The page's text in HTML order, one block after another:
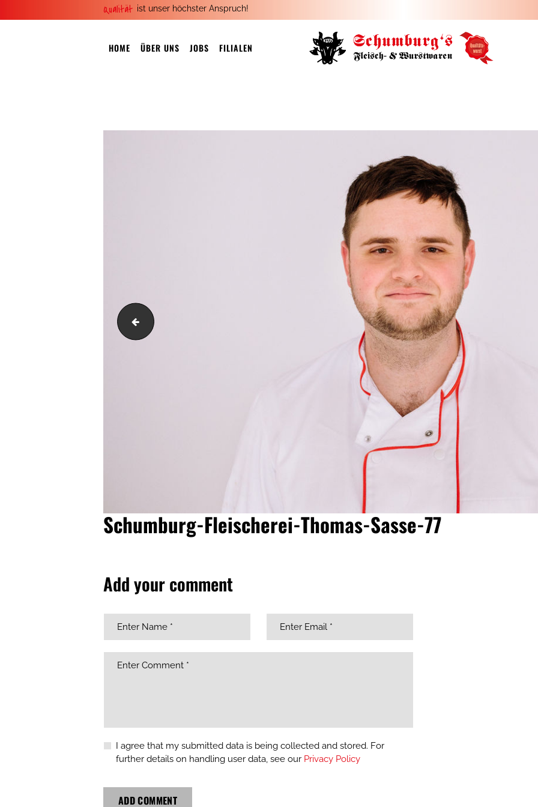
Qualität ist unser höchster Anspruch!
HOME ÜBER UNS JOBS FILIALEN
HOME
ÜBER UNS
JOBS
SORTIMENT
PARTYSERVICE
KONTAKT
Schumburg-Fleischerei-Thomas-Sasse-71
Schumburg-Fleischerei-Thomas-Sasse-77
Add your comment
I agree that my submitted data is being collected and stored. For
further details on handling user data, see our Privacy Policy